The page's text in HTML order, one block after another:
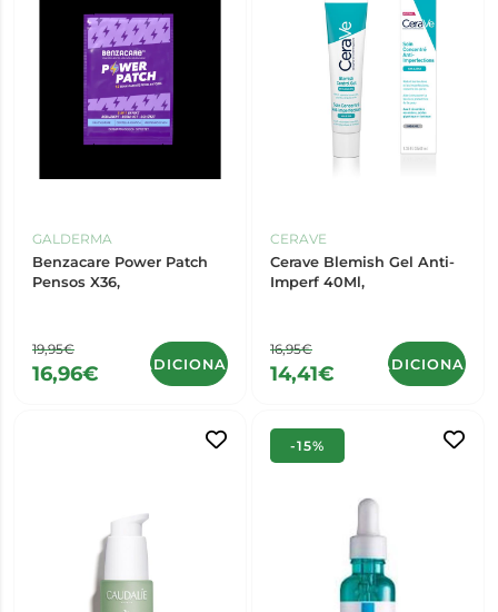
GALDERMA
Benzacare Power Patch
Pensos X36,
19,95€
16,96€ ADICIONAR
CERAVE
Cerave Blemish Gel Anti-
Imperf 40Ml,
16,95€
14,41€ ADICIONAR
-15%